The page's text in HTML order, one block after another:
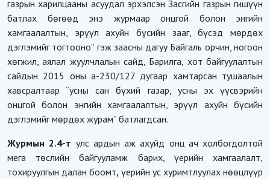
газрын харилцааны асуудал эрхэлсэн Засгийн газрын гишүүн
батлах бөгөөд энэ журмаар онцгой болон энгийн
хамгаалалтын, эрүүл ахуйн бүсийн зааг, бүсэд мөрдөх
дэглэмийг тогтооно” гэж заасны дагуу Байгаль орчин, ногоон
хөгжил, аялал жуулчлалын сайд, Барилга, хот байгуулалтын
сайдын 2015 оны а-230/127 дугаар хамтарсан тушаалын
хавсралтаар “усны сан бүхий газар, усны эх үүсвэрийн
онцгой болон энгийн хамгаалалтын, эрүүл ахуйн бүсийн
дэглэмийг мөрдөх журам” батлагдсан.
Журмын 2.4-т улс ардын аж ахуйд онц ач холбогдолтой
мега төслийн байгууламж барих, үерийн хамгаалалт,
тохируулгын далан боомт, үерийн ус хуримтлуулах нөөцлүүр